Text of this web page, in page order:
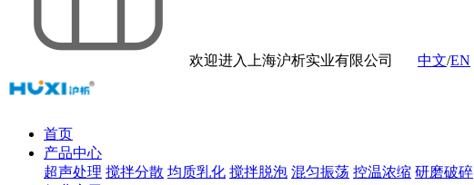
欢迎进入上海沪析实业有限公司 中文/EN
首页
产品中心
超声处理 搅拌分散 均质乳化 搅拌脱泡 混匀振荡 控温浓缩 研磨破碎